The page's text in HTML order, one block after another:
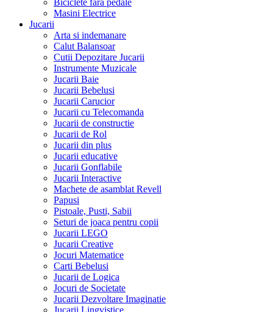
Biciclete fara pedale
Masini Electrice
Jucarii
Arta si indemanare
Calut Balansoar
Cutii Depozitare Jucarii
Instrumente Muzicale
Jucarii Baie
Jucarii Bebelusi
Jucarii Carucior
Jucarii cu Telecomanda
Jucarii de constructie
Jucarii de Rol
Jucarii din plus
Jucarii educative
Jucarii Gonflabile
Jucarii Interactive
Machete de asamblat Revell
Papusi
Pistoale, Pusti, Sabii
Seturi de joaca pentru copii
Jucarii LEGO
Jucarii Creative
Jocuri Matematice
Carti Bebelusi
Jucarii de Logica
Jocuri de Societate
Jucarii Dezvoltare Imaginatie